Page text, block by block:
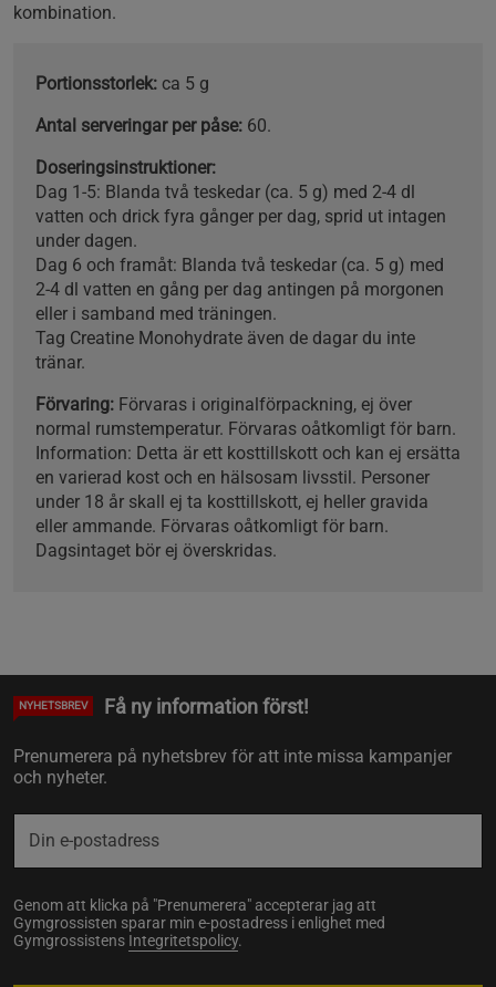
kombination.
Portionsstorlek: ca 5 g
Antal serveringar per påse: 60.
Doseringsinstruktioner:
Dag 1-5: Blanda två teskedar (ca. 5 g) med 2-4 dl
vatten och drick fyra gånger per dag, sprid ut intagen
under dagen.
Dag 6 och framåt: Blanda två teskedar (ca. 5 g) med
2-4 dl vatten en gång per dag antingen på morgonen
eller i samband med träningen.
Tag Creatine Monohydrate även de dagar du inte
tränar.
Förvaring: Förvaras i originalförpackning, ej över
normal rumstemperatur. Förvaras oåtkomligt för barn.
Information: Detta är ett kosttillskott och kan ej ersätta
en varierad kost och en hälsosam livsstil. Personer
under 18 år skall ej ta kosttillskott, ej heller gravida
eller ammande. Förvaras oåtkomligt för barn.
Dagsintaget bör ej överskridas.
NYHETSBREV Få ny information först!
Prenumerera på nyhetsbrev för att inte missa kampanjer
och nyheter.
Genom att klicka på "Prenumerera" accepterar jag att
Gymgrossisten sparar min e-postadress i enlighet med
Gymgrossistens Integritetspolicy.